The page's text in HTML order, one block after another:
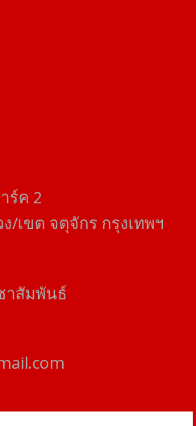
ร์ค​ 2
/เขต​ จตุจักร​ กรุงเทพฯ
าสัมพันธ์